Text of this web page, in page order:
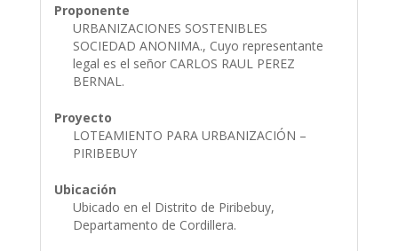
Proponente
URBANIZACIONES SOSTENIBLES
SOCIEDAD ANONIMA., Cuyo representante
legal es el señor CARLOS RAUL PEREZ
BERNAL.
Proyecto
LOTEAMIENTO PARA URBANIZACIÓN –
PIRIBEBUY
Ubicación
Ubicado en el Distrito de Piribebuy,
Departamento de Cordillera.